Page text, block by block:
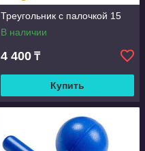
Треугольник с палочкой 15
В наличии
4 400 ₸
Купить